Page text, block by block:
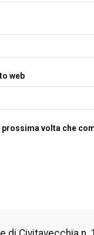
web
volta che